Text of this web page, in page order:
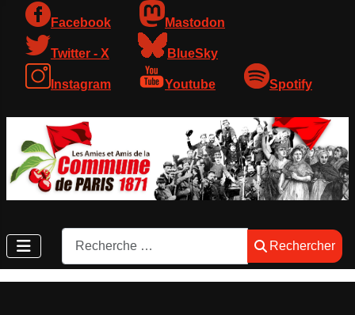
Facebook Mastodon
Twitter - X BlueSky
Instagram Youtube Spotify
Rechercher
Rechercher